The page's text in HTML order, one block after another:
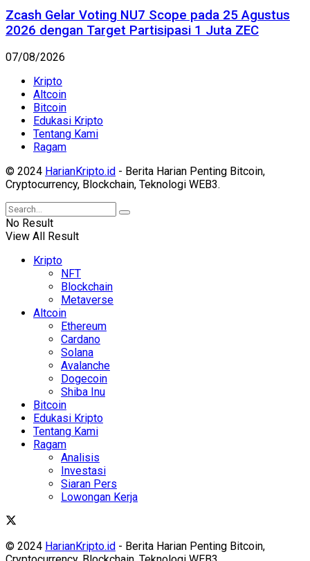
Zcash Gelar Voting NU7 Scope pada 25 Agustus
2026 dengan Target Partisipasi 1 Juta ZEC
07/08/2026
Kripto
Altcoin
Bitcoin
Edukasi Kripto
Tentang Kami
Ragam
© 2024 HarianKripto.id - Berita Harian Penting Bitcoin,
Cryptocurrency, Blockchain, Teknologi WEB3.
No Result
View All Result
Kripto
NFT
Blockchain
Metaverse
Altcoin
Ethereum
Cardano
Solana
Avalanche
Dogecoin
Shiba Inu
Bitcoin
Edukasi Kripto
Tentang Kami
Ragam
Analisis
Investasi
Siaran Pers
Lowongan Kerja
© 2024 HarianKripto.id - Berita Harian Penting Bitcoin,